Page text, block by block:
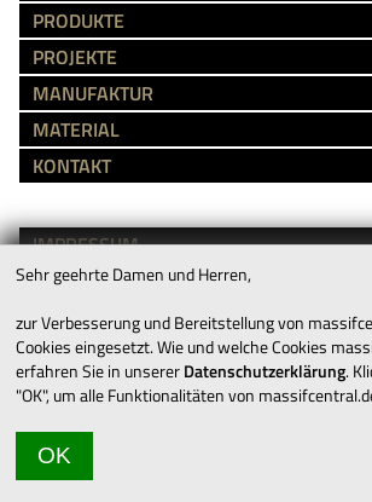
PRODUKTE
PROJEKTE
MANUFAKTUR
MATERIAL
KONTAKT
IMPRESSUM
AGB’S
DATENSCHUTZ
KARRIERE
DOWNLOADS
Sehr geehrte Damen und Herren,
zur Verbesserung und Bereitstellung von
Cookies eingesetzt. Wie und welche Cookies
erfahren Sie in unsererDatenschutzerklärung.
"OK", um alle Funktionalitäten von
OK